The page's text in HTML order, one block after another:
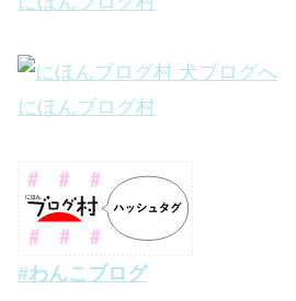
にほんブログ村
#わんこブログ